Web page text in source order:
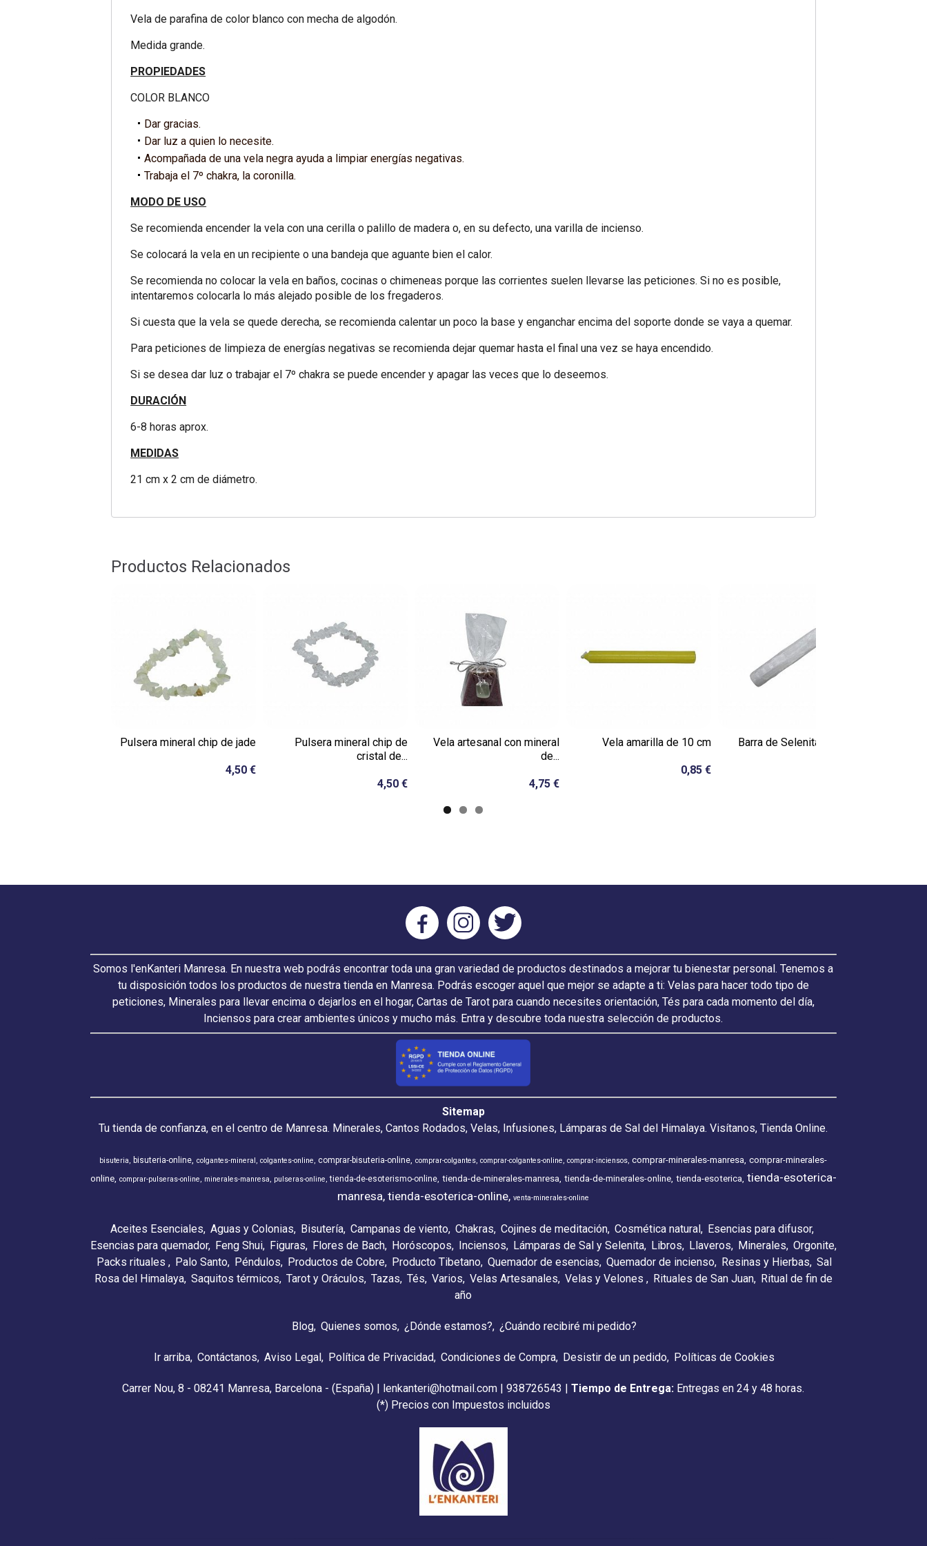
Vela de parafina de color blanco con mecha de algodón.
Medida grande.
PROPIEDADES
COLOR BLANCO
Dar gracias.
Dar luz a quien lo necesite.
Acompañada de una vela negra ayuda a limpiar energías negativas.
Trabaja el 7º chakra, la coronilla.
MODO DE USO
Se recomienda encender la vela con una cerilla o palillo de madera o, en su defecto, una varilla de incienso.
Se colocará la vela en un recipiente o una bandeja que aguante bien el calor.
Se recomienda no colocar la vela en baños, cocinas o chimeneas porque las corrientes suelen llevarse las peticiones. Si no es posible,
intentaremos colocarla lo más alejado posible de los fregaderos.
Si cuesta que la vela se quede derecha, se recomienda calentar un poco la base y enganchar encima del soporte donde se vaya a quemar.
Para peticiones de limpieza de energías negativas se recomienda dejar quemar hasta el final una vez se haya encendido.
Si se desea dar luz o trabajar el 7º chakra se puede encender y apagar las veces que lo deseemos.
DURACIÓN
6-8 horas aprox.
MEDIDAS
21 cm x 2 cm de diámetro.
Productos Relacionados
Pulsera mineral chip de jade
4,50 €
Pulsera mineral chip de
cristal de...
4,50 €
Vela artesanal con mineral
de...
4,75 €
Vela amarilla de 10 cm
0,85 €
Barra de Selenita en Bruto
Somos l'enKanteri Manresa. En nuestra web podrás encontrar toda una gran variedad de productos destinados a mejorar tu bienestar personal. Tenemos a
tu disposición todos los productos de nuestra tienda en Manresa. Podrás escoger aquel que mejor se adapte a ti: Velas para hacer todo tipo de
peticiones, Minerales para llevar encima o dejarlos en el hogar, Cartas de Tarot para cuando necesites orientación, Tés para cada momento del día,
Inciensos para crear ambientes únicos y mucho más. Entra y descubre toda nuestra selección de productos.
Sitemap
Tu tienda de confianza, en el centro de Manresa. Minerales, Cantos Rodados, Velas, Infusiones, Lámparas de Sal del Himalaya. Visítanos, Tienda Online.
bisuteria bisuteria-online colgantes-mineral colgantes-online comprar-bisuteria-online comprar-colgantes comprar-colgantes-online comprar-inciensos comprar-minerales-manresa comprar-minerales-
online comprar-pulseras-online minerales-manresa pulseras-online tienda-de-esoterismo-online tienda-de-minerales-manresa tienda-de-minerales-online tienda-esoterica tienda-esoterica-
manresa tienda-esoterica-online venta-minerales-online
Aceites Esenciales Aguas y Colonias Bisutería Campanas de viento Chakras Cojines de meditación Cosmética natural Esencias para difusor
Esencias para quemador Feng Shui Figuras Flores de Bach Horóscopos Inciensos Lámparas de Sal y Selenita Libros Llaveros Minerales Orgonite
Packs rituales Palo Santo Péndulos Productos de Cobre Producto Tibetano Quemador de esencias Quemador de incienso Resinas y Hierbas Sal
Rosa del Himalaya Saquitos térmicos Tarot y Oráculos Tazas Tés Varios Velas Artesanales Velas y Velones Rituales de San Juan Ritual de fin de
año
Blog Quienes somos ¿Dónde estamos? ¿Cuándo recibiré mi pedido?
Ir arriba Contáctanos Aviso Legal Política de Privacidad Condiciones de Compra Desistir de un pedido Políticas de Cookies
Carrer Nou, 8 - 08241 Manresa, Barcelona - (España) | lenkanteri@hotmail.com |938726543 |Tiempo de Entrega: Entregas en 24 y 48 horas.
(*) Precios con Impuestos incluidos